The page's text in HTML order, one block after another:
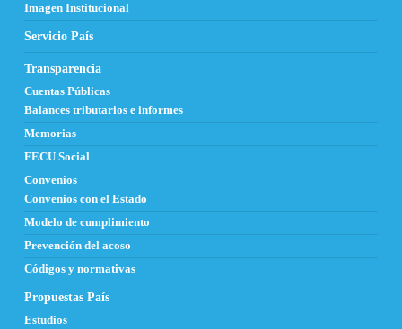
Imagen Institucional
Servicio País
Transparencia
Cuentas Públicas
Balances tributarios e informes
Memorias
FECU Social
Convenios
Convenios con el Estado
Modelo de cumplimiento
Prevención del acoso
Códigos y normativas
Propuestas País
Estudios